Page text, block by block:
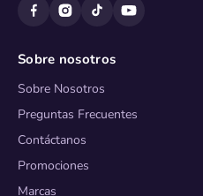
Sobre nosotros
Sobre Nosotros
Preguntas Frecuentes
Contáctanos
Promociones
Marcas